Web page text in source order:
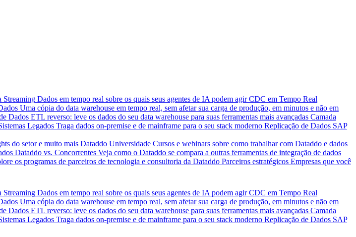
Streaming Dados em tempo real sobre os quais seus agentes de IA podem agir CDC em Tempo Real
Uma cópia do data warehouse em tempo real, sem afetar sua carga de produção, em minutos e não em
Dados ETL reverso: leve os dados do seu data warehouse para suas ferramentas mais avançadas Camada
Legados Traga dados on-premise e de mainframe para o seu stack moderno Replicação de Dados SAP
do setor e muito mais Dataddo Universidade Cursos e webinars sobre como trabalhar com Dataddo e dados
Dataddo vs. Concorrentes Veja como o Dataddo se compara a outras ferramentas de integração de dados
os programas de parceiros de tecnologia e consultoria da Dataddo Parceiros estratégicos Empresas que você
Streaming Dados em tempo real sobre os quais seus agentes de IA podem agir CDC em Tempo Real
Uma cópia do data warehouse em tempo real, sem afetar sua carga de produção, em minutos e não em
Dados ETL reverso: leve os dados do seu data warehouse para suas ferramentas mais avançadas Camada
Legados Traga dados on-premise e de mainframe para o seu stack moderno Replicação de Dados SAP